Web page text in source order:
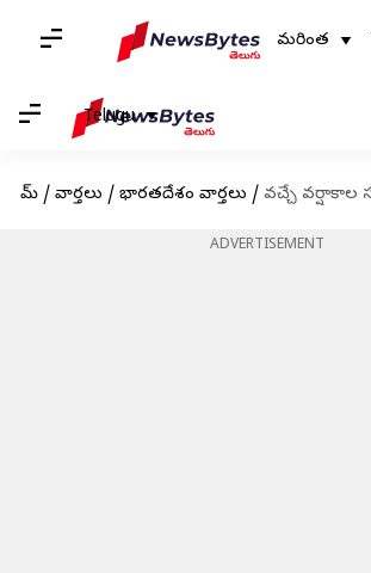
మరింత
Telugu
హోమ్ / వార్తలు / భారతదేశం వార్తలు / వచ్చే వర్షాకాల సమావేశాల్లో
ADVERTISEMENT